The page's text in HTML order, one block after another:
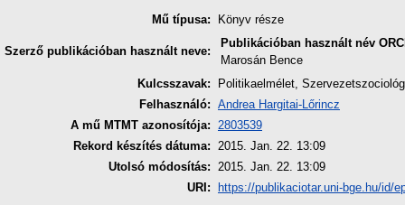
Mű típusa: Könyv része
Szerző publikációban használt neve:
Publikációban használt név
Marosán Bence
Kulcsszavak:
Politikaelmélet,
Felhasználó: Andrea Hargitai-Lőrincz
A mű MTMT azonosítója: 2803539
Rekord készítés dátuma: 2015. Jan. 22. 13:09
Utolsó módosítás: 2015. Jan. 22. 13:09
URI:
https://publikaciotar.uni-bge.hu/id/